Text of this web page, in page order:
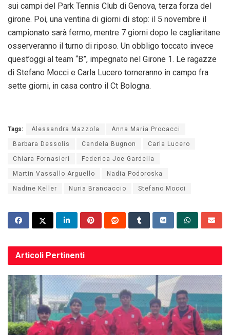
sui campi del Park Tennis Club di Genova, terza forza del
girone. Poi, una ventina di giorni di stop: il 5 novembre il
campionato sarà fermo, mentre 7 giorni dopo le cagliaritane
osserveranno il turno di riposo. Un obbligo toccato invece
quest’oggi al team “B”, impegnato nel Girone 1. Le ragazze
di Stefano Mocci e Carla Lucero torneranno in campo fra
sette giorni, in casa contro il Ct Bologna.
Tags: Alessandra Mazzola Anna Maria Procacci
Barbara Dessolis Candela Bugnon Carla Lucero
Chiara Fornasieri Federica Joe Gardella
Martin Vassallo Arguello Nadia Podoroska
Nadine Keller Nuria Brancaccio Stefano Mocci
Articoli Pertinenti